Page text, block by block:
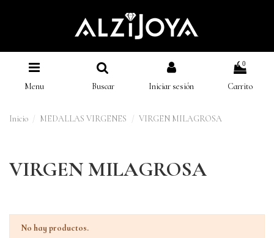
Menu Buscar Iniciar sesión
0
Carrito
Inicio MEDALLAS VIRGENES VIRGEN MILAGROSA
VIRGEN MILAGROSA
No hay productos.